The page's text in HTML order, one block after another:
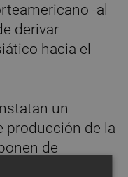
-al
derivar
hacia el
un
producción de la
de